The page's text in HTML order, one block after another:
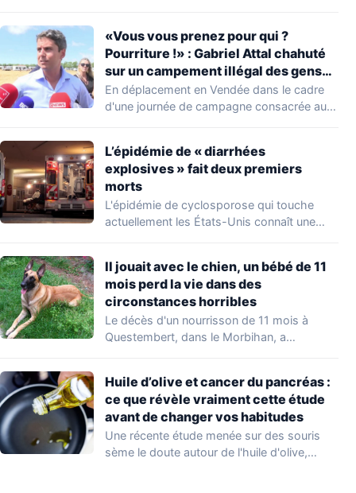
«Vous vous prenez pour qui ?
Pourriture !» : Gabriel Attal chahuté
sur un campement illégal des gens
du voyage
En déplacement en Vendée dans le cadre
d'une journée de campagne consacrée aux
L’épidémie de « diarrhées
explosives » fait deux premiers
morts
L'épidémie de cyclosporose qui touche
actuellement les États-Unis connaît une
Il jouait avec le chien, un bébé de 11
mois perd la vie dans des
circonstances horribles
Le décès d'un nourrisson de 11 mois à
Questembert, dans le Morbihan, a
Huile d’olive et cancer du pancréas :
ce que révèle vraiment cette étude
avant de changer vos habitudes
Une récente étude menée sur des souris
sème le doute autour de l'huile d'olive,…